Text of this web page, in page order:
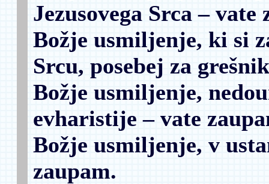
Jezusovega Srca– vate
Božje usmiljenje, ki si
Srcu, posebej za
Božje usmiljenje,
evharistije – vate
Božje usmiljenje, v
zaupam.